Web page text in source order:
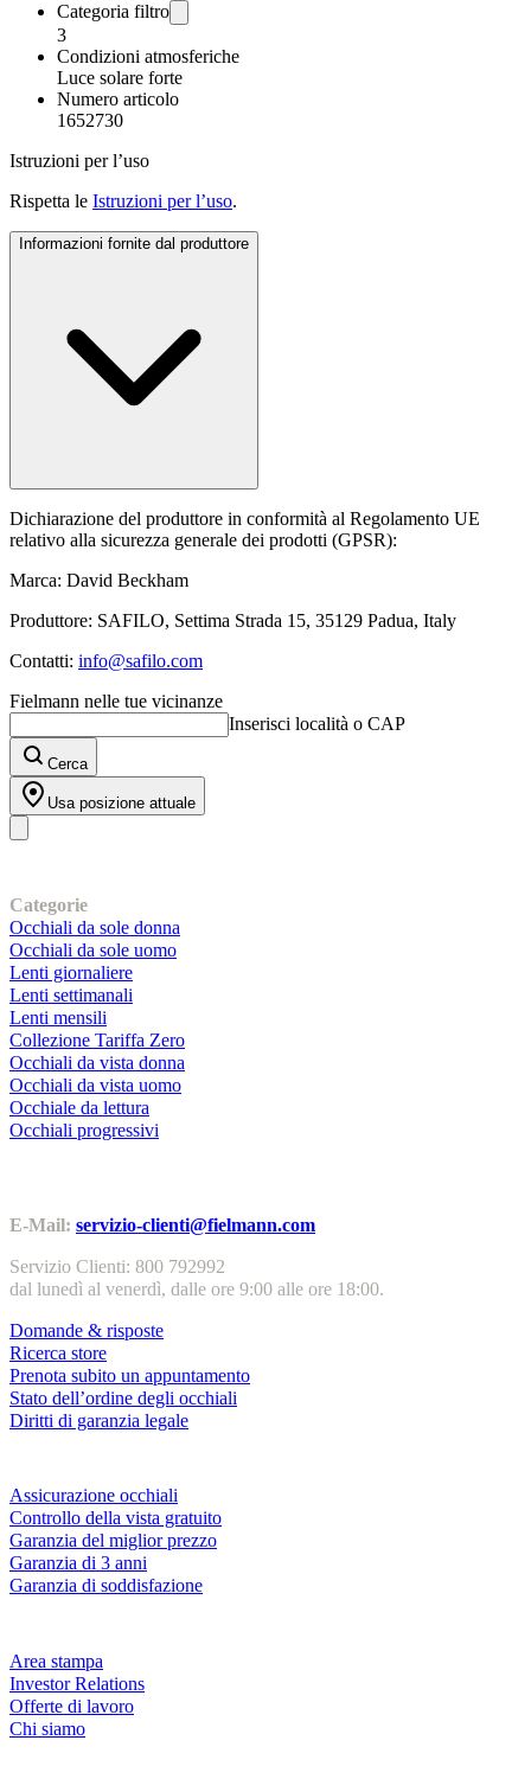
Categoria filtro
3
Condizioni atmosferiche
Luce solare forte
Numero articolo
1652730
Istruzioni per l’uso
Rispetta le Istruzioni per l’uso.
Informazioni fornite dal produttore
Dichiarazione del produttore in conformità al Regolamento UE
relativo alla sicurezza generale dei prodotti (GPSR):
Marca: David Beckham
Produttore: SAFILO, Settima Strada 15, 35129 Padua, Italy
Contatti: info@safilo.com
Fielmann nelle tue vicinanze
Inserisci località o CAP
Cerca
Usa posizione attuale
Categorie
Occhiali da sole donna
Occhiali da sole uomo
Lenti giornaliere
Lenti settimanali
Lenti mensili
Collezione Tariffa Zero
Occhiali da vista donna
Occhiali da vista uomo
Occhiale da lettura
Occhiali progressivi
E-Mail: servizio-clienti@fielmann.com
Servizio Clienti: 800 792992
dal lunedì al venerdì, dalle ore 9:00 alle ore 18:00.
Domande & risposte
Ricerca store
Prenota subito un appuntamento
Stato dell’ordine degli occhiali
Diritti di garanzia legale
Assicurazione occhiali
Controllo della vista gratuito
Garanzia del miglior prezzo
Garanzia di 3 anni
Garanzia di soddisfazione
Area stampa
Investor Relations
Offerte di lavoro
Chi siamo